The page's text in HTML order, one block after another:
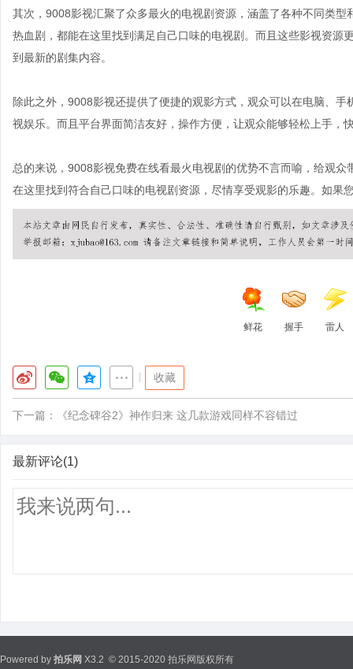
其次，9008影视汇聚了众多最火的电视剧资源，涵盖了各种不同类
热血剧，都能在这里找到满足自己口味的电视剧。而且这些影视资源
到最新的剧集内容。
除此之外，9008影视还提供了便捷的观影方式，观众可以在电脑、
视娱乐。而且平台界面简洁友好，操作方便，让观众能够轻松上手，
总的来说，9008影视免费在线看最火电视剧的优势不言而喻，给观
在这里找到符合自己口味的电视剧资源，尽情享受观影的乐趣。如果
鲜花 握手 雷人
收藏
下一篇： 《纪念碑谷2》神作归来 这几款游戏同样不容错过
最新评论(1)
Powered by 拍乐网 X3.2 © 2015-2020 拍乐网版权所有